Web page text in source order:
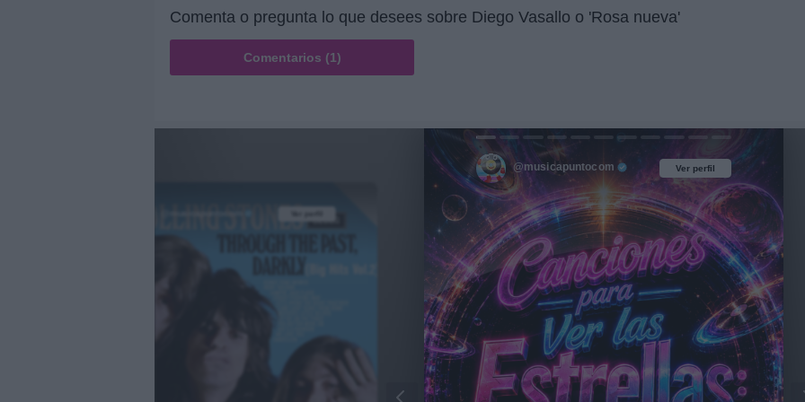
Comenta o pregunta lo que desees sobre Diego Vasallo o 'Rosa nueva'
Comentarios (1)
Ver perfil
@musicapuntocom Ver perfil